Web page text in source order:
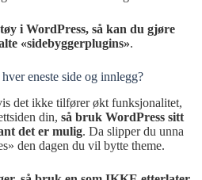
i WordPress, så kan du gjøre
«sidebyggerplugins».
eneste side og innlegg?
det ikke tilfører økt funksjonalitet,
din, så bruk WordPress sitt
det er mulig. Da slipper du unna
den dagen du vil bytte theme.